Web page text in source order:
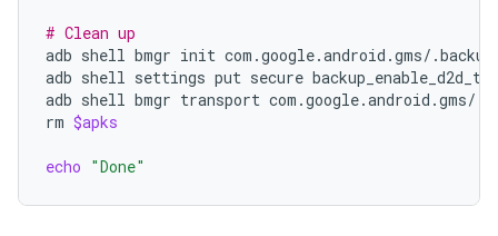
# Clean up
adb shell bmgr init com.google.android.gms/
adb shell settings put secure
adb shell bmgr transport com.google.android.gms/
rm $apks
echo "Done"